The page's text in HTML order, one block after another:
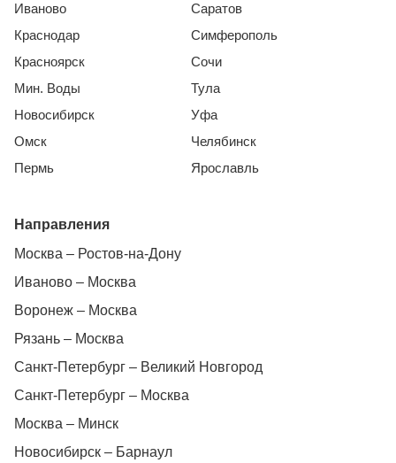
Иваново
Краснодар
Красноярск
Мин. Воды
Новосибирск
Омск
Пермь
Саратов
Симферополь
Сочи
Тула
Уфа
Челябинск
Ярославль
Направления
Москва – Ростов-на-Дону
Иваново – Москва
Воронеж – Москва
Рязань – Москва
Санкт-Петербург – Великий Новгород
Санкт-Петербург – Москва
Москва – Минск
Новосибирск – Барнаул